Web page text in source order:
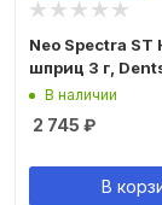
Neo Spectra ST
шприц 3 г,
В наличии
2 745 ₽
В